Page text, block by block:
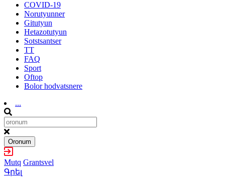
COVID-19
Norutyunner
Gitutyun
Hetazotutyun
Sotstsantser
TT
FAQ
Sport
Oftop
Bolor hodvatsnere
...
Oronum
Mutq Grantsvel
Գրել